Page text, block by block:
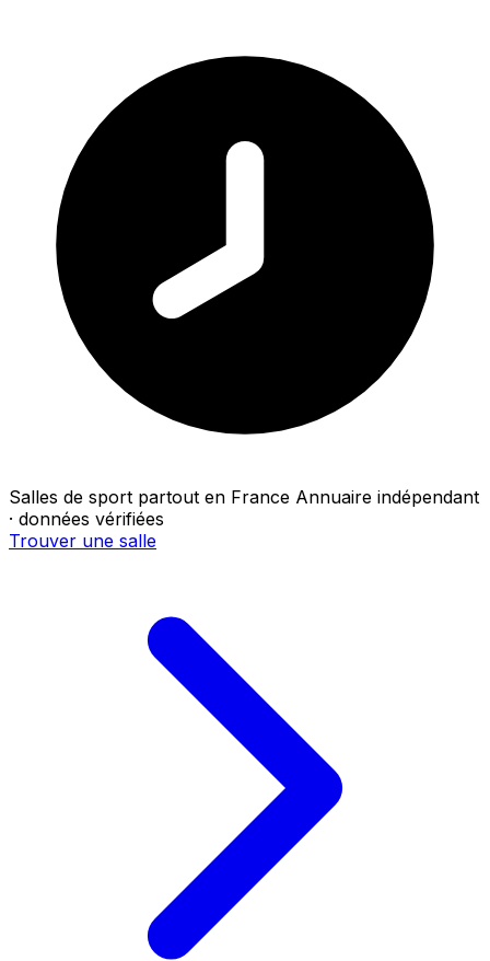
Salles de sport partout en France Annuaire indépendant
· données vérifiées
Trouver une salle